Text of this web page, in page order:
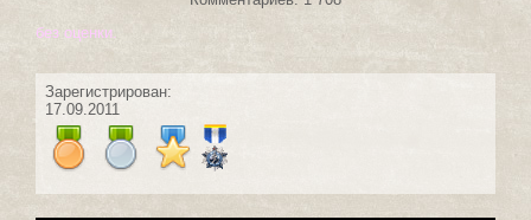
без оценки.
Зарегистрирован:
17.09.2011